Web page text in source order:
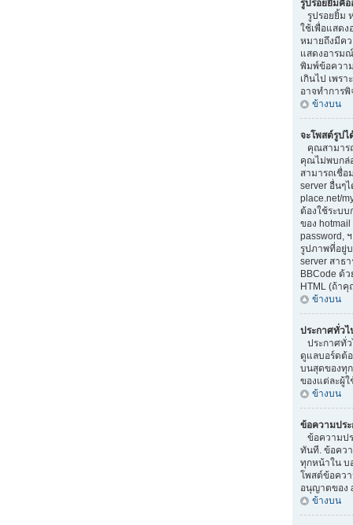
รูปรอยยิ้มคือ
รูปรอยยิ้ม
ใช้เพื่อแสดง
หมายถึงมีคว
แสดงอารม
พิมพ์ข้อควา
เกินไป เพร
อาจทำการ
ข้างบน
จะโพสต์รูปไ
คุณสามาร
คุณไม่พบกล่
สามารถเชื่อ
server อื่นๆ
place.net/
ต้องใช้ระบ
ของ
password,
รูปภาพที่อยู่
server สาธ
BBCode ด้
HTML (ถ้า
ข้างบน
ประกาศทั่วไ
ประกาศทั่
ดูแลบอร์ดต้
บนสุดของทุ
ของแต่ละผู้ใ
ข้างบน
ข้อความประ
ข้อความป
ทันที. ข้อคว
ทุกหน้าใน บ
โพสต์ข้อคว
อนุญาตของ
ข้างบน